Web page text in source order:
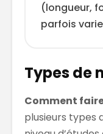
(longueur,
parfois
Types de
Comment
plusieurs types